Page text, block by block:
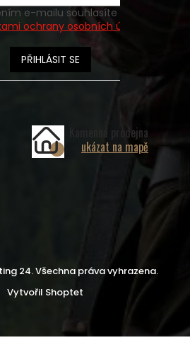
ochrany osobních údajů
PŘIHLÁSIT SE
Kamenná prodejna
ukázat na mapě
Vytvořil Shoptet
24. Všechna práva vyhrazena.